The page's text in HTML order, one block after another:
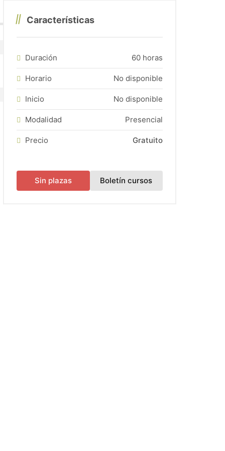
Características
Duración 60 horas
Horario No disponible
Inicio No disponible
Modalidad Presencial
Precio Gratuito
Sin plazas Boletín cursos(abre en una